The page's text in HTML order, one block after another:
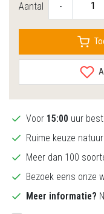
Aantal -
Voor 15:00 uur
Ruime keuze
Meer dan 100
Bezoek eens onze
Meer informatie?